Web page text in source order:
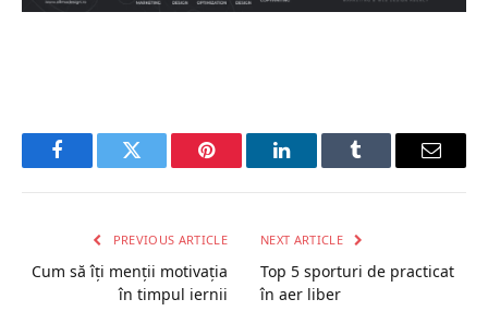
FacebookTwitter Pinterest LinkedInTumblr Email
PREVIOUS ARTICLE
Cum să îți menții motivația
în timpul iernii
NEXT ARTICLE
Top 5 sporturi de practicat
în aer liber